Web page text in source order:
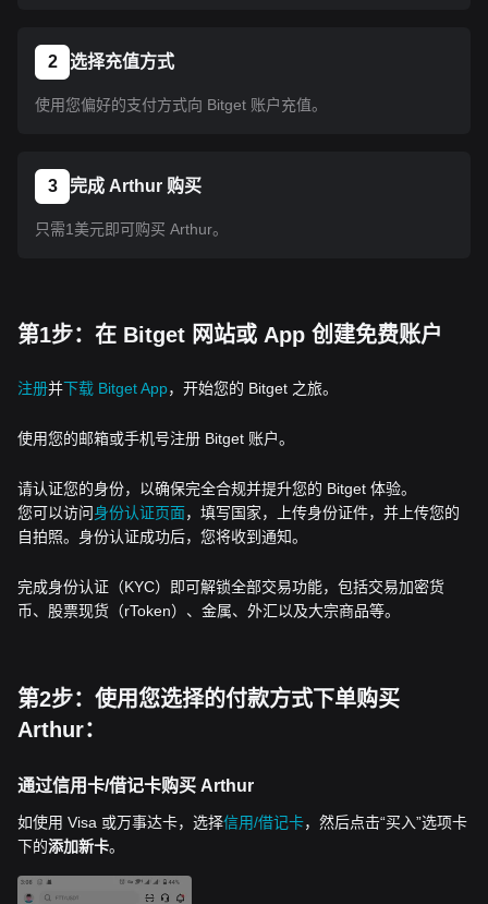
2 选择充值方式
使用您偏好的支付方式向 Bitget 账户充值。
3 完成 Arthur 购买
只需1美元即可购买 Arthur。
第1步：在 Bitget 网站或 App 创建免费账户
注册并下载 Bitget App，开始您的 Bitget 之旅。
使用您的邮箱或手机号注册 Bitget 账户。
请认证您的身份，以确保完全合规并提升您的 Bitget 体验。
您可以访问身份认证页面，填写国家，上传身份证件，并上传您的
自拍照。身份认证成功后，您将收到通知。
完成身份认证（KYC）即可解锁全部交易功能，包括交易加密货
币、股票现货（rToken）、金属、外汇以及大宗商品等。
第2步：使用您选择的付款方式下单购买
Arthur：
通过信用卡/借记卡购买 Arthur
如使用 Visa 或万事达卡，选择信用/借记卡，然后点击“买入”选项卡
下的添加新卡。